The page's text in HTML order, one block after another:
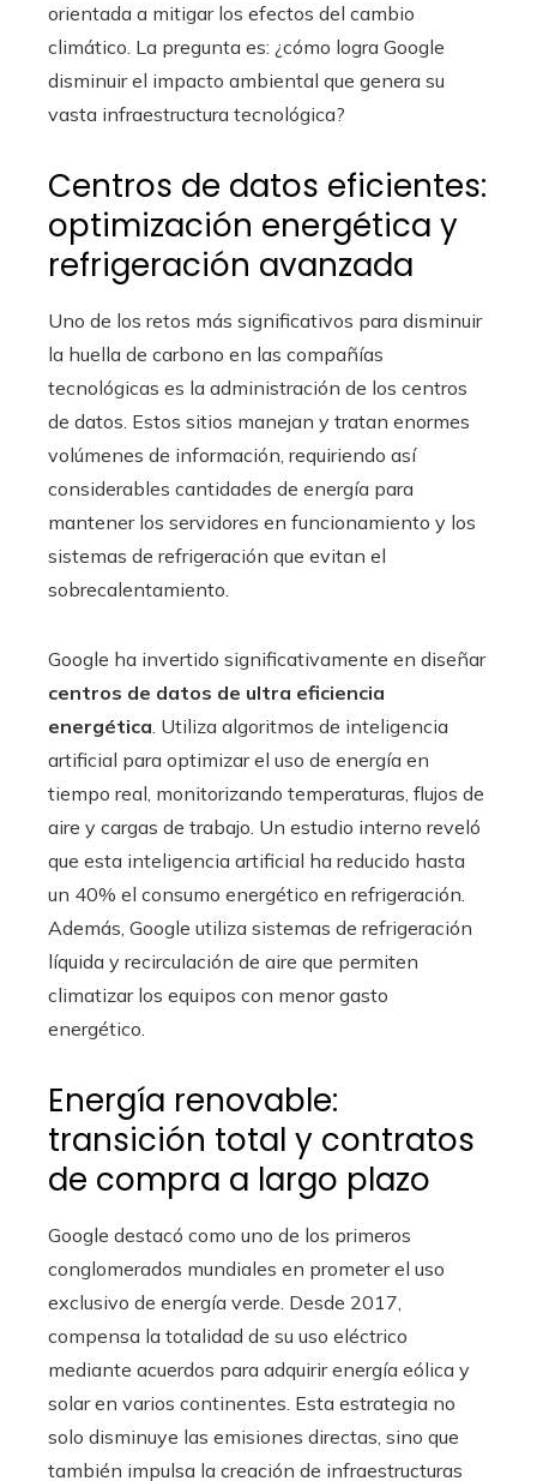
orientada a mitigar los efectos del cambio
climático. La pregunta es: ¿cómo logra Google
disminuir el impacto ambiental que genera su
vasta infraestructura tecnológica?
Centros de datos eficientes:
optimización energética y
refrigeración avanzada
Uno de los retos más significativos para disminuir
la huella de carbono en las compañías
tecnológicas es la administración de los centros
de datos. Estos sitios manejan y tratan enormes
volúmenes de información, requiriendo así
considerables cantidades de energía para
mantener los servidores en funcionamiento y los
sistemas de refrigeración que evitan el
sobrecalentamiento.
Google ha invertido significativamente en diseñar
centros de datos de ultra eficiencia
energética. Utiliza algoritmos de inteligencia
artificial para optimizar el uso de energía en
tiempo real, monitorizando temperaturas, flujos de
aire y cargas de trabajo. Un estudio interno reveló
que esta inteligencia artificial ha reducido hasta
un 40% el consumo energético en refrigeración.
Además, Google utiliza sistemas de refrigeración
líquida y recirculación de aire que permiten
climatizar los equipos con menor gasto
energético.
Energía renovable:
transición total y contratos
de compra a largo plazo
Google destacó como uno de los primeros
conglomerados mundiales en prometer el uso
exclusivo de energía verde. Desde 2017,
compensa la totalidad de su uso eléctrico
mediante acuerdos para adquirir energía eólica y
solar en varios continentes. Esta estrategia no
solo disminuye las emisiones directas, sino que
también impulsa la creación de infraestructuras